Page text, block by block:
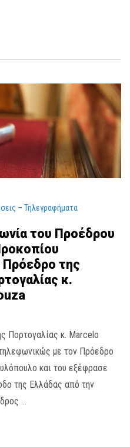
– Τηλεγραφήματα
του Προέδρου
της
κ.
Πορτογαλίας κ. Marcelo
με τον Πρόεδρο
και του εξέφρασε
της Ελλάδας από την
…